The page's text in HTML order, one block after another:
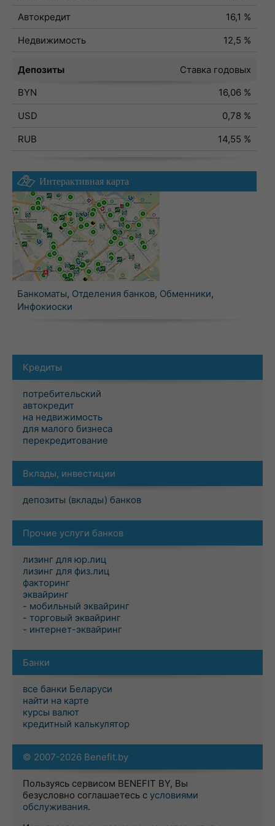
Автокредит
16,1 %
Недвижимость
12,5 %
Депозиты
Ставка годовых
BYN
16,06 %
USD
0,78 %
RUB
14,55 %
Интерактивная карта
Банкоматы, Отделения банков, Обменники,
Инфокиоски
Кредиты
потребительский
автокредит
на недвижимость
для малого бизнеса
перекредитование
Вклады, инвестиции
депозиты (вклады) банков
Прочие услуги банков
лизинг для юр.лиц
лизинг для физ.лиц
факторинг
эквайринг
- мобильный эквайринг
- торговый эквайринг
- интернет-эквайринг
Банки
все банки Беларуси
найти на карте
курсы валют
кредитный калькулятор
© 2007-2026 Benefit.by
Пользуясь сервисом BENEFIT BY, Вы
безусловно соглашаетесь с условиями
обслуживания.